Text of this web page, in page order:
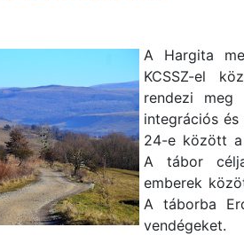
A Hargita
KCSSZ-el
rendezi meg
integrációs
24-e között a
A tábor
emberek
A táborba
vendégeket.